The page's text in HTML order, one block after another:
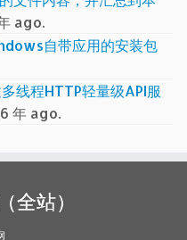
ago.
自带应用的安装包
线程HTTP轻量级API服
年 ago.
全站）